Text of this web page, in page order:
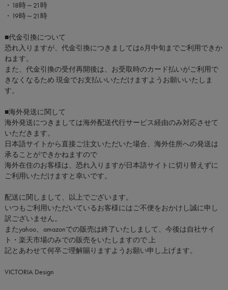
・18時～21時
・19時～21時
■代金引換について
恐れ入りますが、代金引換につきましては6月中旬までご利用できか
ねます。
また、代金引換の受付再開後は、お受取時のカード払いがご利用で
きなくなるため 現金でお支払いいただけますようお願いいたしま
す。
■海外発送に関して
海外発送につきましては海外配送代行サービス経由のみ対応させて
いただきます。
日本語サイトから直接ご注文いただいた場合、海外住所への発送は
承ることができかねますので
海外在住のお客様は、恐れ入りますが日本語サイトに切り替えずに
ご利用いただけますと幸いです。
配送に関しまして、以上でございます。
いつもご利用いただいているお客様にはご不便をおかけし誠に申し
訳ございません。
またyahoo、amazonでの販売は終了いたしまして、今後は自社サイ
ト・楽天市場のみでの販売をいたしますので 上
記とあわせて何卒ご理解賜りますようお願い申し上げます。
VICTORIA Design